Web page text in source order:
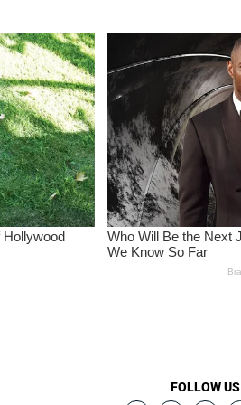
FOLLOW US